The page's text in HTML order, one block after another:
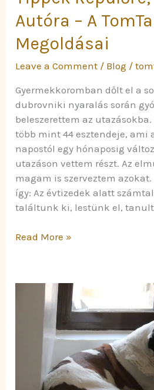
Autóra – A
Megoldásai
Leave a Comment / Blog /
Gyermekkoromban dőlt el a
dubrovniki nyaralás során
beleszerettem az
több mint 44 esztendeje, ami
napostól egy hónaposig
utazáson vettem részt. Az
magam is szerveztem
így: Az évtizedek alatt
találtunk ki, lestünk el,
Read More »
Kaland